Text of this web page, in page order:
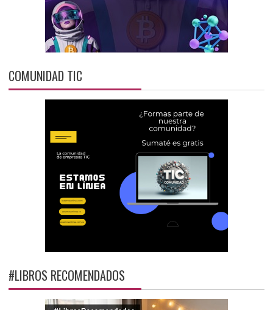
COMUNIDAD TIC
#LIBROS RECOMENDADOS